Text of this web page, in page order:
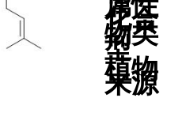
化合
物类
型
植物
来源